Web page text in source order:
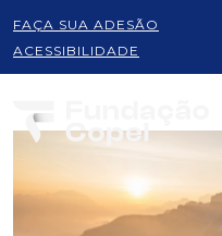
FAÇA SUA ADESÃO
ACESSIBILIDADE